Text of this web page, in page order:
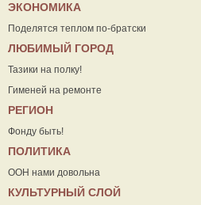
ЭКОНОМИКА
Поделятся теплом по-братски
ЛЮБИМЫЙ ГОРОД
Тазики на полку!
Гименей на ремонте
РЕГИОН
Фонду быть!
ПОЛИТИКА
ООН нами довольна
КУЛЬТУРНЫЙ СЛОЙ